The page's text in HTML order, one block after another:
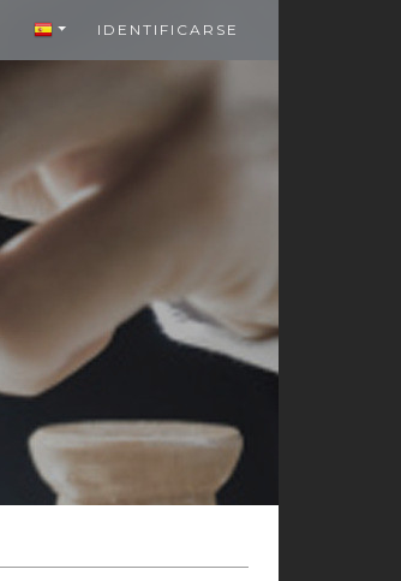
IDENTIFICARSE